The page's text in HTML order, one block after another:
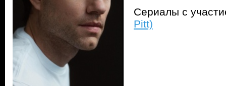
Сериалы с
Pitt)